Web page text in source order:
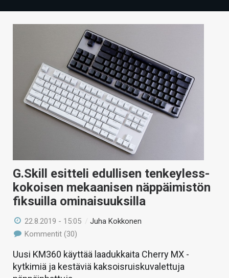
TECHBBS
KAUPPA
VAIHDA TEEMA
G.Skill esitteli edullisen tenkeyless-
kokoisen mekaanisen näppäimistön
fiksuilla ominaisuuksilla
22.8.2019 - 15:05 /Juha Kokkonen
Kommentit (30)
Uusi KM360 käyttää laadukkaita Cherry MX -
kytkimiä ja kestäviä kaksoisruiskuvalettuja